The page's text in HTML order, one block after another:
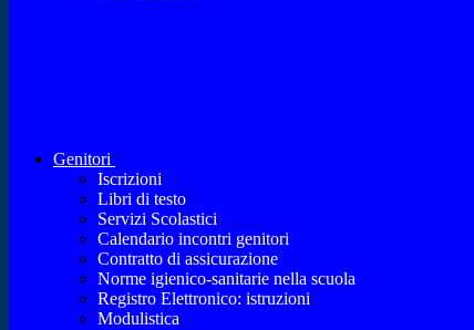
Genitori
Iscrizioni
Libri di testo
Servizi Scolastici
Calendario incontri genitori
Contratto di assicurazione
Norme igienico-sanitarie nella scuola
Registro Elettronico: istruzioni
Modulistica